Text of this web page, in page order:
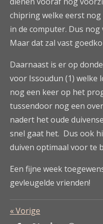
chipring welke eerst
in de computer. Dus nog
Maar dat zal vast
Daarnaast is er op
voor Issoudun (1) welke
nog een keer op het
tussendoor nog een
nadert het oude
snel gaat het. Dus ook
duiven optimaal voor te
Een fijne week
gevleugelde vrienden!
«Vorige